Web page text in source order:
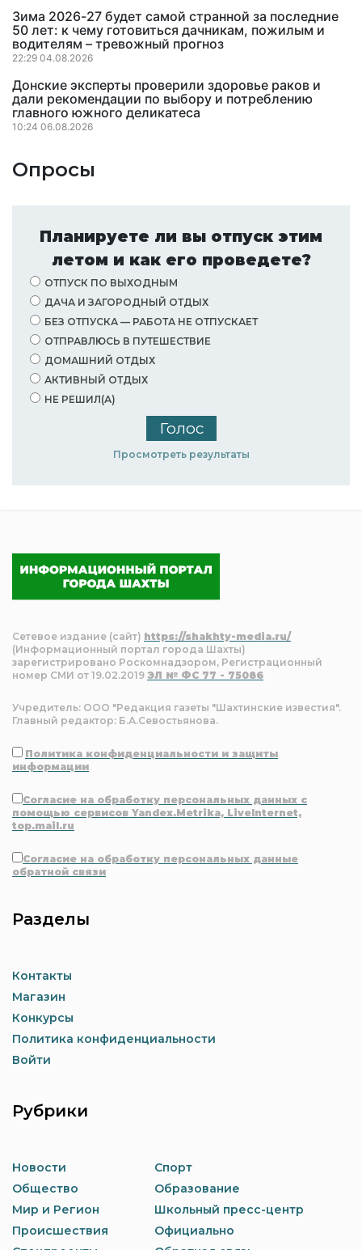
Зима 2026-27 будет самой странной за последние
50 лет: к чему готовиться дачникам, пожилым и
водителям – тревожный прогноз
22:29 04.08.2026
Донские эксперты проверили здоровье раков и
дали рекомендации по выбору и потреблению
главного южного деликатеса
10:24 06.08.2026
Опросы
Планируете ли вы отпуск этим
летом и как его проведете?
ОТПУСК ПО ВЫХОДНЫМ
ДАЧА И ЗАГОРОДНЫЙ ОТДЫХ
БЕЗ ОТПУСКА — РАБОТА НЕ ОТПУСКАЕТ
ОТПРАВЛЮСЬ В ПУТЕШЕСТВИЕ
ДОМАШНИЙ ОТДЫХ
АКТИВНЫЙ ОТДЫХ
НЕ РЕШИЛ(А)
Просмотреть результаты
Сетевое издание (сайт) https://shakhty-media.ru/
(Информационный портал города Шахты)
зарегистрировано Роскомнадзором, Регистрационный
номер СМИ от 19.02.2019 ЭЛ № ФС 77 - 75086
Учредитель: ООО "Редакция газеты "Шахтинские известия".
Главный редактор: Б.А.Севостьянова.
Политика конфиденциальности и защиты
информации
Согласие на обработку персональных данных с
помощью сервисов Yandex.Metrika, LiveInternet,
top.mail.ru
Согласие на обработку персональных данные
обратной связи
Разделы
Контакты
Магазин
Конкурсы
Политика конфиденциальности
Войти
Рубрики
Новости
Общество
Мир и Регион
Происшествия
Спорт
Образование
Школьный пресс-центр
Официально